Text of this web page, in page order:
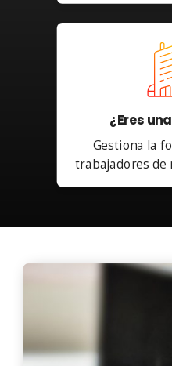
¿Eres
Gestiona la
trabajadores de